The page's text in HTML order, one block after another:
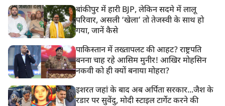
बांकीपुर में हारी BJP, लेकिन सदमे में लालू
परिवार, असली ‘खेला’ तो तेजस्वी के साथ हो
गया, जानें कैसे
पाकिस्तान में तख्तापलट की आहट? राष्ट्रपति
बनना चाह रहे आसिम मुनीर! आखिर मोहसिन
नकवी को ही क्यों बनाया मोहरा?
इशरत जहां के बाद अब अर्पिता सरकार...जैश के
रडार पर सुवेंदु, मोदी स्टाइल टार्गेट करने की